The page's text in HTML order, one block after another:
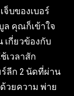
บของเบอร์
ล คุณก็เข้าใจ
เกี่ยวข้องกับ
เวลาสัก
ลีก 2 นัดที่ผ่าน
วยความ พ่าย